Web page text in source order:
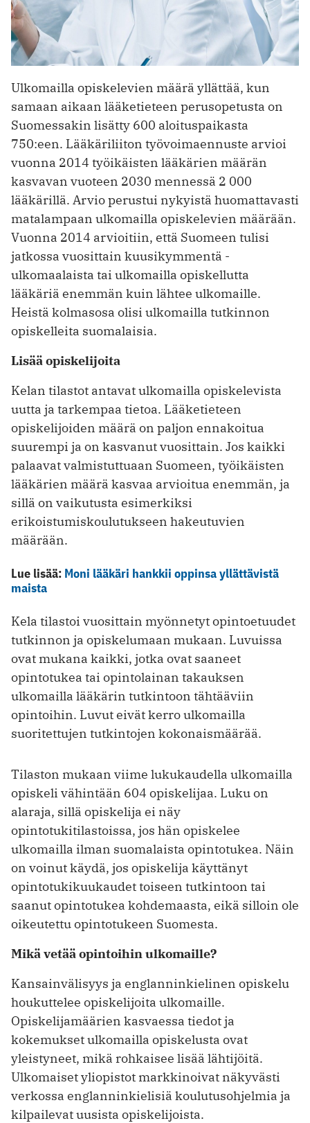
Ulkomailla opiskelevien määrä yllättää, kun
samaan aikaan lääketieteen perusopetusta on
Suomessakin lisätty 600 aloituspaikasta
750:een. Lääkäriliiton työvoimaennuste arvioi
vuonna 2014 työikäisten ­lääkärien määrän
kasvavan vuoteen 2030 mennessä 2 000
lääkärillä. Arvio perustui nykyistä huomattavasti
matalampaan ulkomailla opiskelevien määrään.
Vuonna 2014 arvioitiin, että Suomeen tulisi
jatkossa vuosittain kuusikymmentä ­
ulkomaalaista tai ulkomailla opiskellutta
lääkäriä enemmän kuin lähtee ulkomaille.
Heistä kolmasosa olisi ­ulkomailla ­tutkinnon
opiskelleita suomalaisia.
Lisää opiskelijoita
Kelan tilastot antavat ulkomailla opiskelevista
uutta ja tarkempaa tietoa. Lääketieteen
opiskelijoiden määrä on paljon ennakoitua
suurempi ja on kasvanut vuosittain. Jos kaikki
palaavat valmistuttuaan Suomeen, työikäisten
lääkärien määrä kasvaa arvioitua enemmän, ja
sillä on vaikutusta esimerkiksi
erikoistumiskoulutukseen hakeutuvien
määrään.
Lue lisää: Moni lääkäri hankkii oppinsa yllättävistä
maista
Kela tilastoi vuosittain myönnetyt opintoetuudet
tutkinnon ja opiskelumaan mukaan. Luvuissa
ovat mukana kaikki, jotka ovat saaneet
opintotukea tai opintolainan takauksen
ulkomailla lääkärin tutkintoon tähtääviin
opintoihin. Luvut eivät kerro ulkomailla
suoritettujen tutkintojen kokonaismäärää.
Tilaston mukaan viime lukukaudella ulkomailla
opiskeli vähintään 604 opiskelijaa. Luku on
alaraja, sillä opiskelija ei näy
opintotukitilastoissa, jos hän opiskelee
ulkomailla ilman suomalaista opintotukea. Näin
on voinut käydä, jos opiskelija käyttänyt
opintotukikuukaudet toiseen tutkintoon tai
saanut opintotukea kohdemaasta, eikä silloin ole
oikeutettu opintotukeen Suomesta.
Mikä vetää opintoihin ulkomaille?
Kansainvälisyys ja englanninkielinen opiskelu
houkuttelee opiskelijoita ulkomaille.
Opiskelijamäärien kasvaessa tiedot ja
kokemukset ulkomailla opiskelusta ovat
yleistyneet, mikä rohkaisee lisää lähtijöitä.
Ulkomaiset yliopistot markkinoivat näkyvästi
verkossa englanninkielisiä koulutusohjelmia ja
kilpailevat uusista opiskelijoista.